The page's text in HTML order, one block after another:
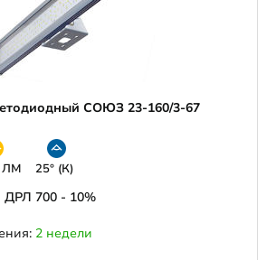
СОЮЗ 23-160/3-67
ЛМ 25° (К)
700 - 10%
2 недели